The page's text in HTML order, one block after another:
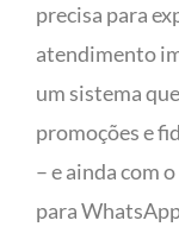
precisa para
atendimento
um sistema
promoções e
– e ainda com
para